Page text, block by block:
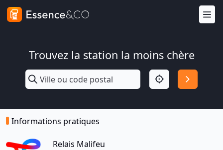
Trouvez la station la moins chère
Informations pratiques
Relais Malifeu